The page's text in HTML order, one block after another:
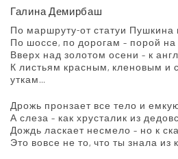
Галина Демирбаш
По маршруту-от статуи
По шоссе, по дорогам – порой
Вверх над золотом осени – к
К листьям красным, кленовым и
уткам…
Дрожь пронзает все тело и
А слеза – как хрусталик из
Дождь ласкает несмело – но к
Это вовсе не то, что ты знала из